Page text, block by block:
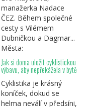
manažerka Nadace
ČEZ. Během společné
cesty s Vilémem
Dubničkou a Dagmar...
Města:
Jak si doma uložit cyklistickou
výbavu, aby nepřekážela v bytě
Cyklistika je krásný
koníček, dokud se
helma neválí v předsíni,